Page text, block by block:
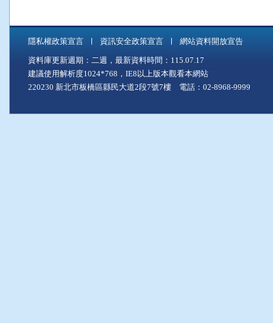
隱私權政策宣言 資訊安全政策宣言 網站資料開放宣告
資料庫更新週期：二週，最新資料時間：115.07.17
建議使用解析度1024*768，IE8以上版本觀看本網站
220230 新北市板橋區縣民大道2段7號7樓 電話：02-8968-9999